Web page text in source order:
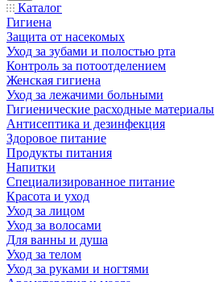
Каталог
Гигиена
Защита от насекомых
Уход за зубами и полостью рта
Контроль за потоотделением
Женская гигиена
Уход за лежачими больными
Гигиенические расходные материалы
Антисептика и дезинфекция
Здоровое питание
Продукты питания
Напитки
Специализированное питание
Красота и уход
Уход за лицом
Уход за волосами
Для ванны и душа
Уход за телом
Уход за руками и ногтями